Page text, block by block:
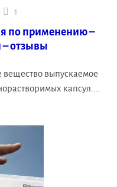
1
по применению –
– отзывы
выпускаемое
капсул....